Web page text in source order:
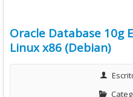
Oracle Database 10g
Linux x86 (Debian)